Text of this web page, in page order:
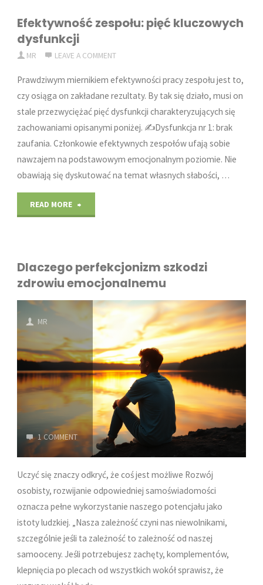
Efektywność zespołu: pięć kluczowych
dysfunkcji
MR LEAVE A COMMENT
Prawdziwym miernikiem efektywności pracy zespołu jest to,
czy osiąga on zakładane rezultaty. By tak się działo, musi on
stale przezwyciężać pięć dysfunkcji charakteryzujących się
zachowaniami opisanymi poniżej. ✍️Dysfunkcja nr 1: brak
zaufania. Członkowie efektywnych zespołów ufają sobie
nawzajem na podstawowym emocjonalnym poziomie. Nie
obawiają się dyskutować na temat własnych słabości, …
READ MORE "Efektywność
kluczowych
dysfunkcji"
Dlaczego perfekcjonizm szkodzi
zdrowiu emocjonalnemu
MR
1 COMMENT
Uczyć się znaczy odkryć, że coś jest możliwe Rozwój
osobisty, rozwijanie odpowiedniej samoświadomości
oznacza pełne wykorzystanie naszego potencjału jako
istoty ludzkiej. „Nasza zależność czyni nas niewolnikami,
szczególnie jeśli ta zależność to zależność od naszej
samooceny. Jeśli potrzebujesz zachęty, komplementów,
klepnięcia po plecach od wszystkich wokół sprawisz, że